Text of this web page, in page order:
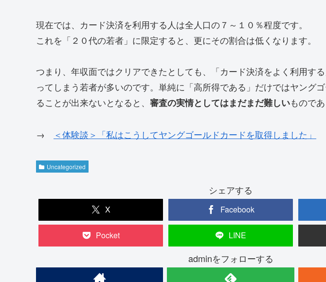
現在では、カード決済を利用する人は全人口の７～１０％程度です。
これを「２０代の若者」に限定すると、更にその割合は低くなります。
つまり、年収面ではクリアできたとしても、「カード決済をよく利用す
ってしまう若者が多いのです。単純に「高所得である」だけではヤング
ることが出来ないとなると、 審査の実情としてはまだまだ難しいもので
→ ＜体験談＞「私はこうしてヤングゴールドカードを取得しました」
Uncategorized
シェアする
X Facebook
Pocket LINE
adminをフォローする